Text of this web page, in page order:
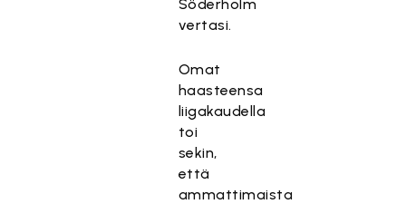
Söderholm
vertasi.
Omat
haasteensa
liigakaudella
toi
sekin,
että
ammattimaista